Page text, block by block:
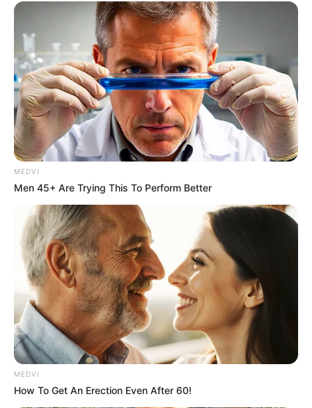
MEDVI
Men 45+ Are Trying This To Perform Better
MEDVI
How To Get An Erection Even After 60!